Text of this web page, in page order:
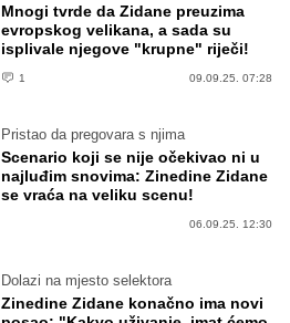
Mnogi tvrde da Zidane preuzima
evropskog velikana, a sada su
isplivale njegove "krupne" riječi!
1 09.09.25. 07:28
Pristao da pregovara s njima
Scenario koji se nije očekivao ni u
najluđim snovima: Zinedine Zidane
se vraća na veliku scenu!
06.09.25. 12:30
Dolazi na mjesto selektora
Zinedine Zidane konačno ima novi